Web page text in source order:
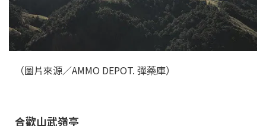
（圖片來源／AMMO DEPOT. 彈藥庫）
合歡山武嶺亭